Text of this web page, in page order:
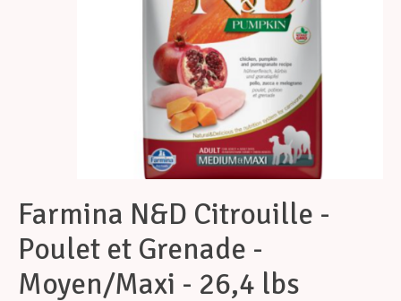
Farmina N&D Citrouille -
Poulet et Grenade -
Moyen/Maxi - 26,4 lbs